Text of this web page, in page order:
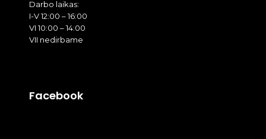
Darbo laikas:
I-V 12:00 – 16:00
VI 10:00 – 14:00
VII nedirbame
Facebook